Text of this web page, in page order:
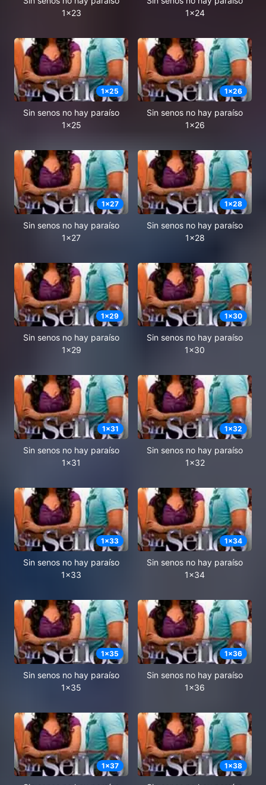
1x23
1x24
1x25
Sin senos no hay paraíso
1x25
1x26
Sin senos no hay paraíso
1x26
1x27
Sin senos no hay paraíso
1x27
1x28
Sin senos no hay paraíso
1x28
1x29
Sin senos no hay paraíso
1x29
1x30
Sin senos no hay paraíso
1x30
1x31
Sin senos no hay paraíso
1x31
1x32
Sin senos no hay paraíso
1x32
1x33
Sin senos no hay paraíso
1x33
1x34
Sin senos no hay paraíso
1x34
1x35
Sin senos no hay paraíso
1x35
1x36
Sin senos no hay paraíso
1x36
1x37 1x38